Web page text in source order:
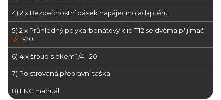
4) 2 x Bezpečnostní pásek napájecího adaptéru
5) 2 x Průhledný polykarbonátový klip T12 se dvěma přijímači
1/4"-20
6) 4 x šroub s okem 1/4"-20
7) Polstrovaná přepravní taška
8) ENG manuál